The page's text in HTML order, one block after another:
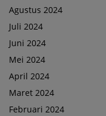
Agustus 2024
Juli 2024
Juni 2024
Mei 2024
April 2024
Maret 2024
Februari 2024